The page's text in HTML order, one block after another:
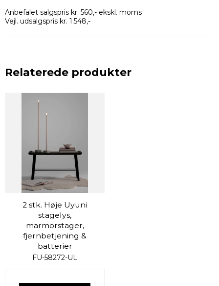
Anbefalet salgspris kr. 560,- ekskl. moms
Vejl. udsalgspris kr. 1.548,-
Relaterede produkter
2 stk. Høje Uyuni
stagelys,
marmorstager,
fjernbetjening &
batterier
FU-58272-UL